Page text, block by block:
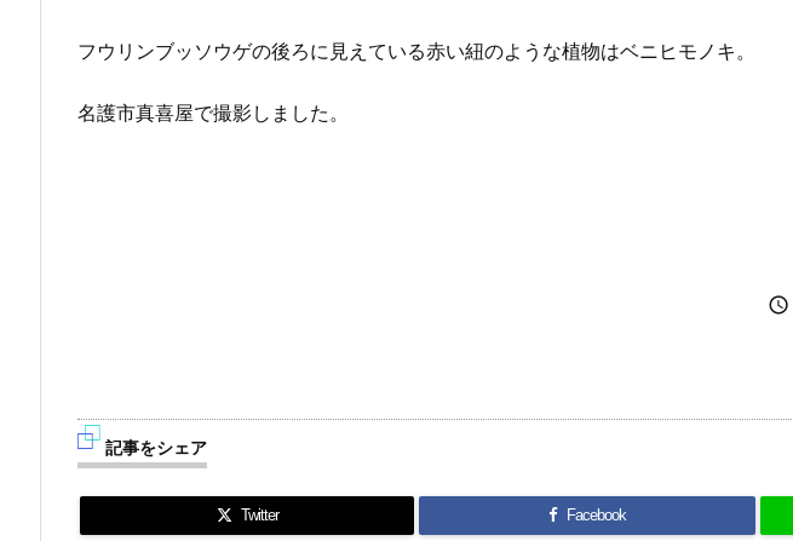
フウリンブッソウゲの後ろに見えている赤い紐のような植物はベニヒモノキ。
名護市真喜屋で撮影しました。

記事をシェア
Twitter Facebook